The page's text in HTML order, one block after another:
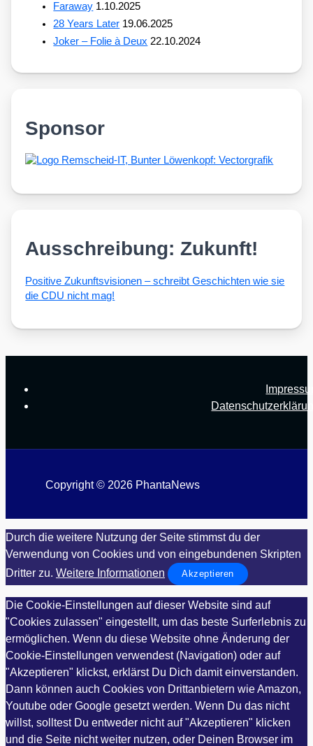
Faraway 1.10.2025
28 Years Later 19.06.2025
Joker – Folie à Deux 22.10.2024
Sponsor
Ausschreibung: Zukunft!
Posi­ti­ve Zukunfts­vi­sio­nen – schreibt Geschich­ten wie sie
die CDU nicht mag!
Copyright © 2026 PhantaNews
Durch die weitere Nutzung der Seite stimmst du der
Verwendung von Cookies und von eingebundenen Skripten
Dritter zu. Weitere Informationen Akzeptieren
Die Cookie-Einstellungen auf dieser Website sind auf
"Cookies zulassen" eingestellt, um das beste Surferlebnis zu
ermöglichen. Wenn du diese Website ohne Änderung der
Cookie-Einstellungen verwendest (Navigation) oder auf
"Akzeptieren" klickst, erklärst Du Dich damit einverstanden.
Dann können auch Cookies von Drittanbietern wie Amazon,
Youtube oder Google gesetzt werden. Wenn Du das nicht
willst, solltest Du entweder nicht auf "Akzeptieren" klicken
und die Seite nicht weiter nutzen, oder Deinen Browser im